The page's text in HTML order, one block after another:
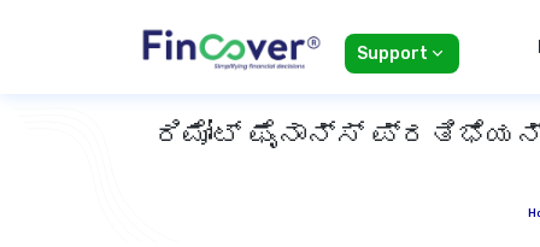
Support
ರಿಮೋಟ್ ಫೈನಾನ್ಸ್